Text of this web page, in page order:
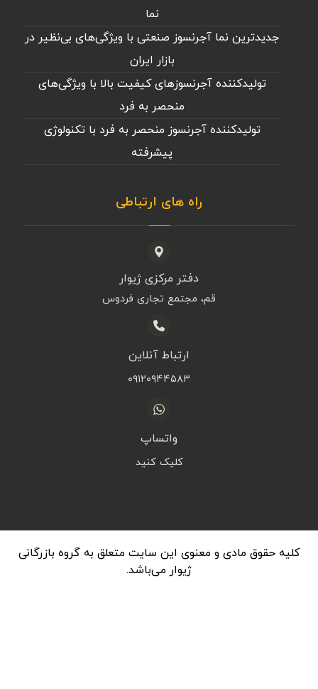
نما
جدیدترین نما آجرنسوز صنعتی با ویژگی‌های بی‌نظیر در
بازار ایران
تولیدکننده آجرنسوزهای کیفیت بالا با ویژگی‌های
منحصر به فرد
تولیدکننده آجرنسوز منحصر به فرد با تکنولوژی
پیشرفته
راه های ارتباطی
دفتر مرکزی ژیوار
قم، مجتمع تجاری فردوس
ارتباط آنلاین
۰۹۱۲۰۹۴۴۵۸۳
واتساپ
کلیک کنید
کلیه حقوق مادی و معنوی این سایت متعلق به گروه بازرگانی
ژیوار می‌باشد.